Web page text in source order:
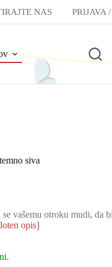
NAS PRIJAVA
siva
vašemu otroku mudi, da
opis]